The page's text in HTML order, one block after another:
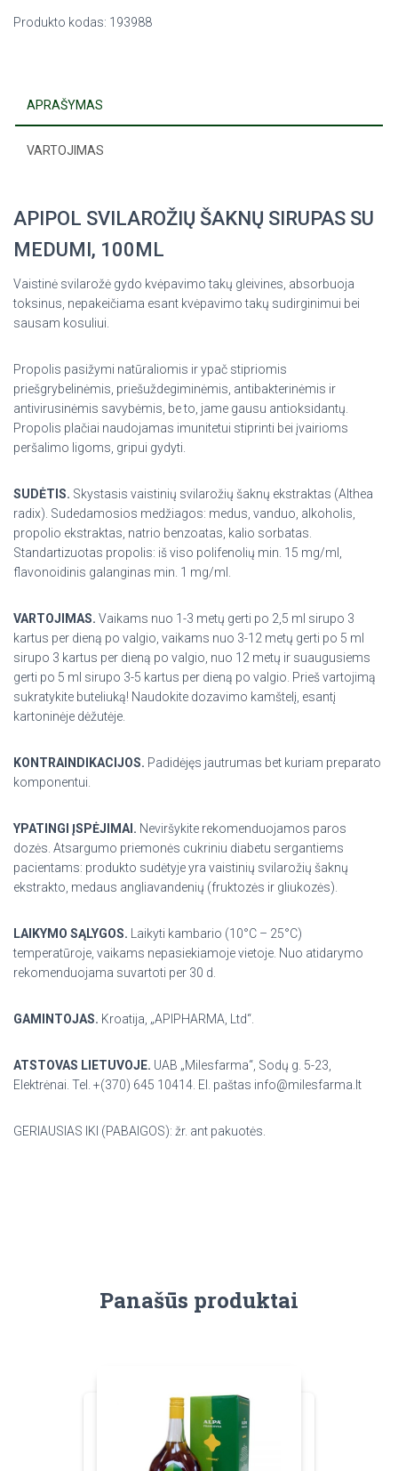
Produkto kodas: 193988
APRAŠYMAS
VARTOJIMAS
APIPOL SVILAROŽIŲ ŠAKNŲ SIRUPAS SU
MEDUMI, 100ML
Vaistinė svilarožė gydo kvėpavimo takų gleivines, absorbuoja
toksinus, nepakeičiama esant kvėpavimo takų sudirginimui bei
sausam kosuliui.
Propolis pasižymi natūraliomis ir ypač stipriomis
priešgrybelinėmis, priešuždegiminėmis, antibakterinėmis ir
antivirusinėmis savybėmis, be to, jame gausu antioksidantų.
Propolis plačiai naudojamas imunitetui stiprinti bei įvairioms
peršalimo ligoms, gripui gydyti.
SUDĖTIS. Skystasis vaistinių svilarožių šaknų ekstraktas (Althea
radix). Sudedamosios medžiagos: medus, vanduo, alkoholis,
propolio ekstraktas, natrio benzoatas, kalio sorbatas.
Standartizuotas propolis: iš viso polifenolių min. 15 mg/ml,
flavonoidinis galanginas min. 1 mg/ml.
VARTOJIMAS. Vaikams nuo 1-3 metų gerti po 2,5 ml sirupo 3
kartus per dieną po valgio, vaikams nuo 3-12 metų gerti po 5 ml
sirupo 3 kartus per dieną po valgio, nuo 12 metų ir suaugusiems
gerti po 5 ml sirupo 3-5 kartus per dieną po valgio. Prieš vartojimą
sukratykite buteliuką! Naudokite dozavimo kamštelį, esantį
kartoninėje dėžutėje.
KONTRAINDIKACIJOS. Padidėjęs jautrumas bet kuriam preparato
komponentui.
YPATINGI ĮSPĖJIMAI. Neviršykite rekomenduojamos paros
dozės. Atsargumo priemonės cukriniu diabetu sergantiems
pacientams: produkto sudėtyje yra vaistinių svilarožių šaknų
ekstrakto, medaus angliavandenių (fruktozės ir gliukozės).
LAIKYMO SĄLYGOS.
Laikyti kambario (10°C – 25°C)
temperatūroje, vaikams nepasiekiamoje vietoje. Nuo atidarymo
rekomenduojama suvartoti per 30 d.
GAMINTOJAS. Kroatija, „APIPHARMA, Ltd“.
ATSTOVAS LIETUVOJE. UAB „Milesfarma“, Sodų g. 5-23,
Еlektrėnai. Tel. +(370) 645 10414. El. paštas info@milesfarma.lt
GERIAUSIAS IKI (PABAIGOS): žr. ant pakuotės.
Panašūs produktai